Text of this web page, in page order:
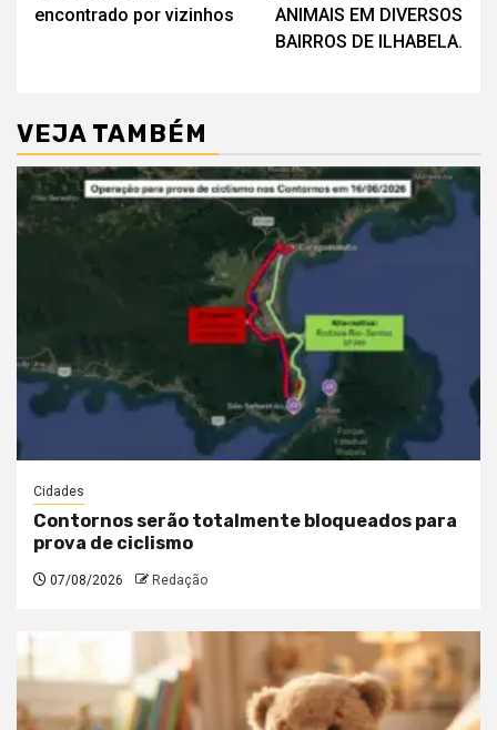
encontrado por vizinhos
ANIMAIS EM DIVERSOS
BAIRROS DE ILHABELA.
VEJA TAMBÉM
Cidades
Contornos serão totalmente bloqueados para
prova de ciclismo
07/08/2026 Redação